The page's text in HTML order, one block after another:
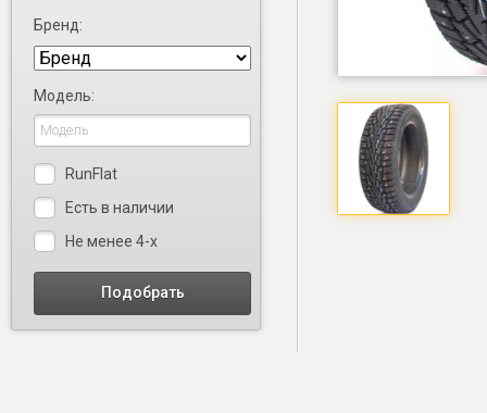
Бренд:
Модель:
RunFlat
Есть в наличии
Не менее 4-х